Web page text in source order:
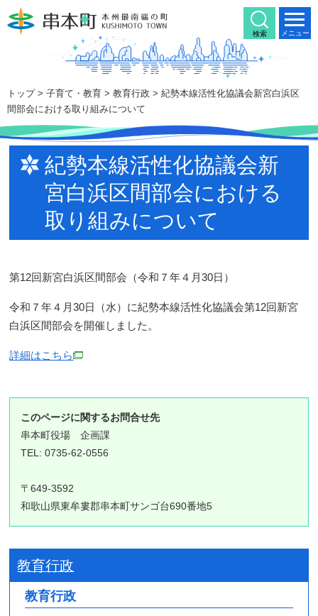
文
メニュー
トップ> 子育て・教育 > 教育行政 > 紀勢本線活性化協議会新宮白浜区
間部会における取り組みについて
検索
紀勢本線活性化協議会新
宮白浜区間部会における
取り組みについて
第12回新宮白浜区間部会（令和７年４月30日）
令和７年４月30日（水）に紀勢本線活性化協議会第12回新宮
白浜区間部会を開催しました。
詳細はこちら
このページに関するお問合せ先
串本町役場企画課
TEL: 0735-62-0556
〒649-3592
和歌山県東牟婁郡串本町サンゴ台690番地5
教育行政
教育行政